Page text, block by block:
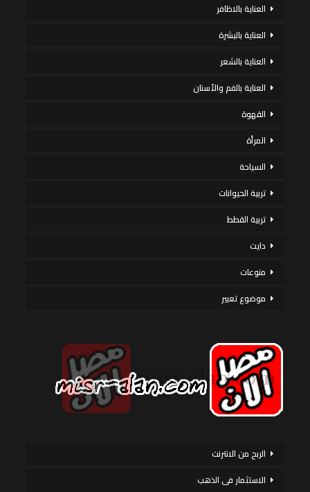
العناية بالاظافر
العناية بالبشرة
العناية بالشعر
العناية بالفم والأسنان
القهوة
المرأة
السياحة
تربية الحيوانات
تربية القطط
دايت
منوعات
موضوع تعبير
الربح من الانترنت
الاستثمار فى الذهب